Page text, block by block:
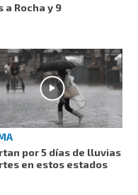
a Rocha y 9
por 5 días de lluvias
en estos estados